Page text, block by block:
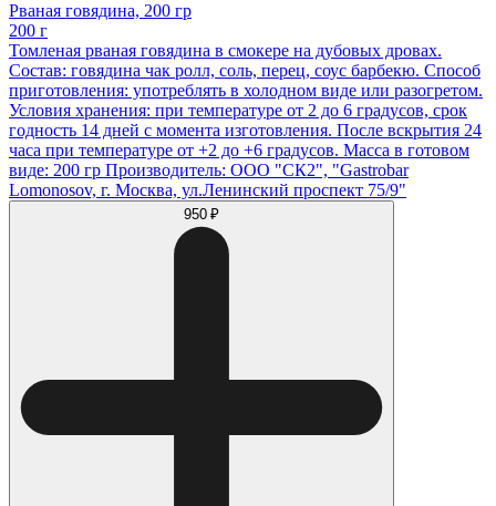
Рваная говядина, 200 гр
200 г
Томленая рваная говядина в смокере на дубовых дровах.
Состав: говядина чак ролл, соль, перец, соус барбекю. Способ
приготовления: употреблять в холодном виде или разогретом.
Условия хранения: при температуре от 2 до 6 градусов, срок
годность 14 дней с момента изготовления. После вскрытия 24
часа при температуре от +2 до +6 градусов. Масса в готовом
виде: 200 гр Производитель: ООО "СК2", "Gastrobar
Lomonosov, г. Москва, ул.Ленинский проспект 75/9"
950 ₽